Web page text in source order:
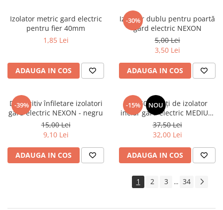
Izolator metric gard electric
pentru fier 40mm
1,85 Lei
ADAUGA IN COS
-30%
Izolator dublu pentru poartă
gard electric NEXON
5,00 Lei
3,50 Lei
ADAUGA IN COS
-39%
Dispozitiv înfiletare izolatori
gard electric NEXON - negru
15,00 Lei
9,10 Lei
ADAUGA IN COS
-15% NOU
Set 50 bucăți de izolator
inelar gard electric MEDIUM
(mai solid)
37,50 Lei
32,00 Lei
ADAUGA IN COS
1 2 3 ... 34